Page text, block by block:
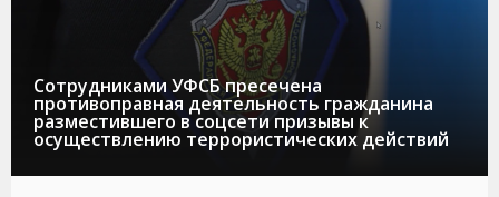
Сотрудниками УФСБ пресечена
противоправная деятельность гражданина
разместившего в соцсети призывы к
осуществлению террористических действий